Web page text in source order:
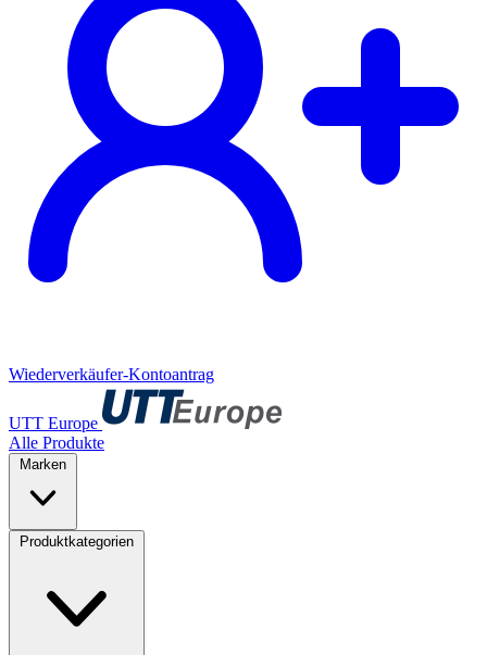
Wiederverkäufer-Kontoantrag
UTT Europe
Alle Produkte
Marken
Produktkategorien